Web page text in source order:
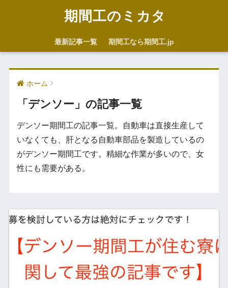
期間工のミカタ
最新記事一覧 期間工なら期間工.jp
ホーム
「デンソー」の記事一覧
デンソー期間工の記事一覧。自動車は直接生産して
いなくても、肝となる自動車部品を製造しているの
がデンソー期間工です。精細な作業が多いので、女
性にも需要がある。